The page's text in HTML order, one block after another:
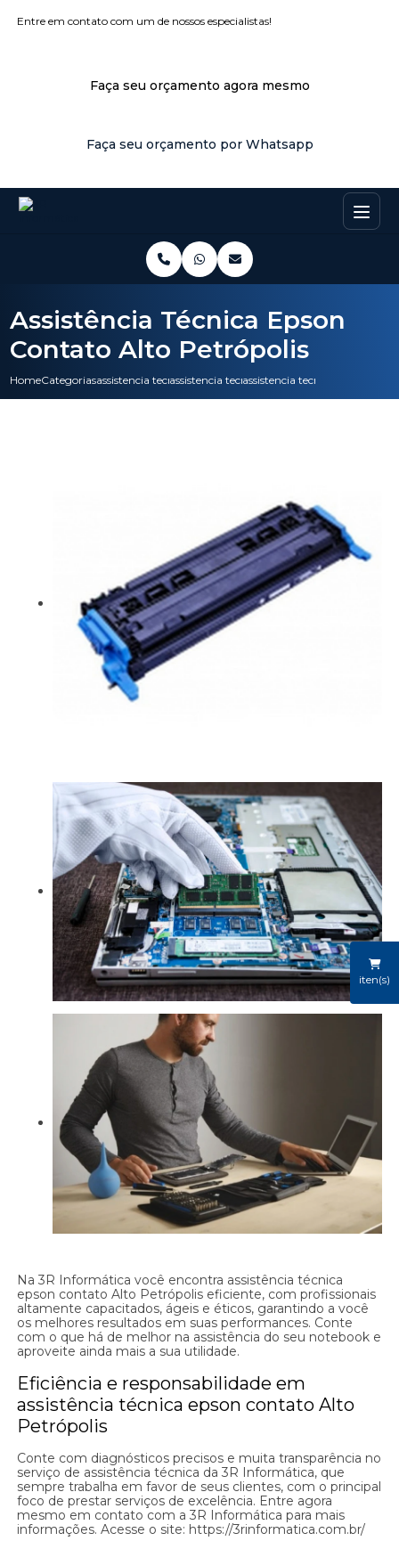
Entre em contato com um de nossos especialistas!
Faça seu orçamento agora mesmo
Faça seu orçamento por Whatsapp
iten(s)
HomeCategoriasassistencia tecnicaassistencia tecnica para notebook
assistencia tecnica epson
Assistência Técnica Epson
Contato Alto Petrópolis
Na 3R Informática você encontra assistência técnica
epson contato Alto Petrópolis eficiente, com profissionais
altamente capacitados, ágeis e éticos, garantindo a você
os melhores resultados em suas performances. Conte
com o que há de melhor na assistência do seu notebook e
aproveite ainda mais a sua utilidade.
Eficiência e responsabilidade em
assistência técnica epson contato Alto
Petrópolis
Conte com diagnósticos precisos e muita transparência no
serviço de assistência técnica da 3R Informática, que
sempre trabalha em favor de seus clientes, com o principal
foco de prestar serviços de excelência. Entre agora
mesmo em contato com a 3R Informática para mais
informações. Acesse o site: https://3rinformatica.com.br/